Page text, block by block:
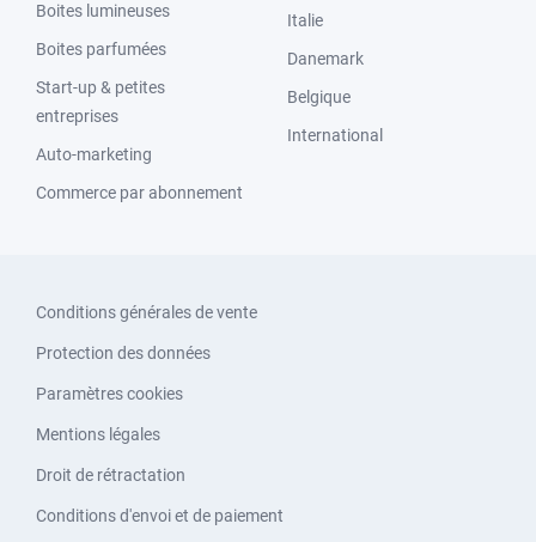
Boites lumineuses
Boites parfumées
Start-up & petites
entreprises
Auto-marketing
Commerce par abonnement
Italie
Danemark
Belgique
International
Conditions générales de vente
Protection des données
Paramètres cookies
Mentions légales
Droit de rétractation
Conditions d'envoi et de paiement